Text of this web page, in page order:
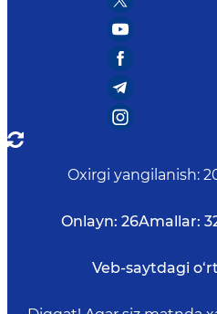
Oxirgi yangilanish:
Onlayn: 26Amallar:
Veb-saytdagi